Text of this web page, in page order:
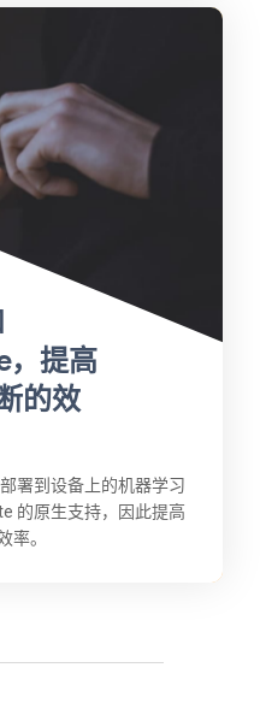
提高
的效
署到设备上的机器学习
的原生支持，因此提高
率。